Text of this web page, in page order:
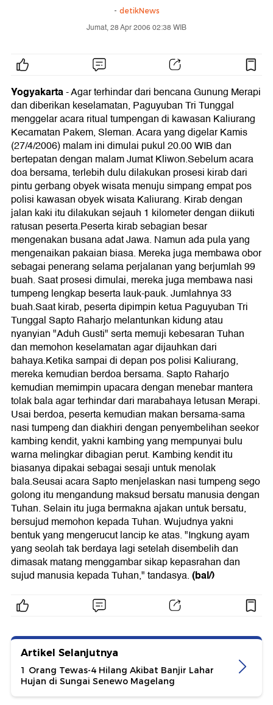
- detikNews
Jumat, 28 Apr 2006 02:38 WIB
Yogyakarta-Agar terhindar dari bencana Gunung Merapi
dan diberikan keselamatan, Paguyuban Tri Tunggal
menggelar acara ritual tumpengan di kawasan Kaliurang
Kecamatan Pakem, Sleman. Acara yang digelar Kamis
(27/4/2006) malam ini dimulai pukul 20.00 WIB dan
bertepatan dengan malam Jumat Kliwon.Sebelum acara
doa bersama, terlebih dulu dilakukan prosesi kirab dari
pintu gerbang obyek wisata menuju simpang empat pos
polisi kawasan obyek wisata Kaliurang. Kirab dengan
jalan kaki itu dilakukan sejauh 1 kilometer dengan diikuti
ratusan peserta.Peserta kirab sebagian besar
mengenakan busana adat Jawa. Namun ada pula yang
mengenaikan pakaian biasa. Mereka juga membawa obor
sebagai penerang selama perjalanan yang berjumlah 99
buah. Saat prosesi dimulai, mereka juga membawa nasi
tumpeng lengkap beserta lauk-pauk. Jumlahnya 33
buah.Saat kirab, peserta dipimpin ketua Paguyuban Tri
Tunggal Sapto Raharjo melantunkan kidung atau
nyanyian "Aduh Gusti" serta memuji kebesaran Tuhan
dan memohon keselamatan agar dijauhkan dari
bahaya.Ketika sampai di depan pos polisi Kaliurang,
mereka kemudian berdoa bersama. Sapto Raharjo
kemudian memimpin upacara dengan menebar mantera
tolak bala agar terhindar dari marabahaya letusan Merapi.
Usai berdoa, peserta kemudian makan bersama-sama
nasi tumpeng dan diakhiri dengan penyembelihan seekor
kambing kendit, yakni kambing yang mempunyai bulu
warna melingkar dibagian perut. Kambing kendit itu
biasanya dipakai sebagai sesaji untuk menolak
bala.Seusai acara Sapto menjelaskan nasi tumpeng sego
golong itu mengandung maksud bersatu manusia dengan
Tuhan. Selain itu juga bermakna ajakan untuk bersatu,
bersujud memohon kepada Tuhan. Wujudnya yakni
bentuk yang mengerucut lancip ke atas. "Ingkung ayam
yang seolah tak berdaya lagi setelah disembelih dan
dimasak matang menggambar sikap kepasrahan dan
sujud manusia kepada Tuhan," tandasya.(bal/)
Artikel Selanjutnya
1 Orang Tewas-4 Hilang Akibat Banjir Lahar
Hujan di Sungai Senewo Magelang